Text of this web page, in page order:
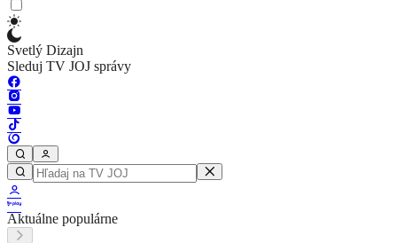
Svetlý Dizajn
Sleduj TV JOJ správy
Aktuálne populárne